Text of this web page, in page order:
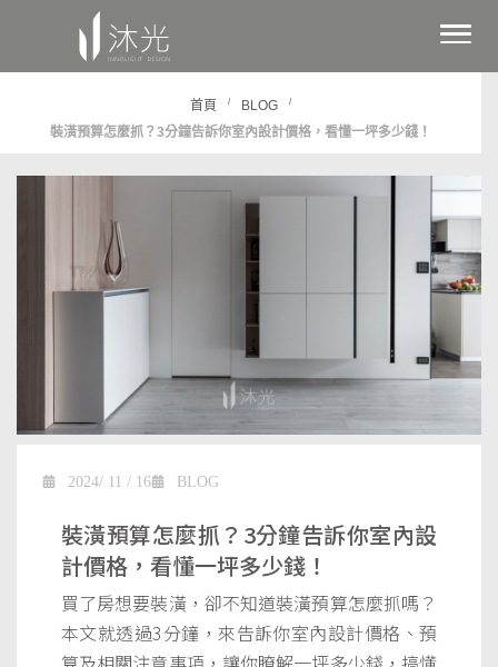
首頁 / BLOG /
裝潢預算怎麼抓？3分鐘告訴你室內設計價格，看懂一坪多少錢！
2024/ 11 / 16 BLOG
裝潢預算怎麼抓？3分鐘告訴你室內設
計價格，看懂一坪多少錢！
買了房想要裝潢，卻不知道裝潢預算怎麼抓嗎？
本文就透過3分鐘，來告訴你室內設計價格、預